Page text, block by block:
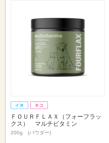
ＦＯＵＲＦＬＡＸ（フォーフラッ
クス） マルチビタミン
200g (パウダー)